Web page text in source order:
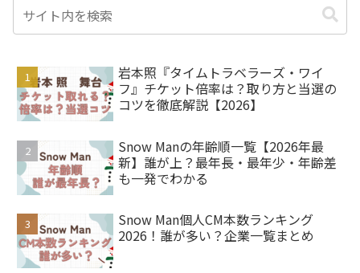
岩本照『タイムトラベラーズ・ワイ
フ』チケット倍率は？取り方と当選の
コツを徹底解説【2026】
Snow Manの年齢順一覧【2026年最
新】誰が上？最年長・最年少・年齢差
も一発でわかる
Snow Man個人CM本数ランキング
2026！誰が多い？企業一覧まとめ